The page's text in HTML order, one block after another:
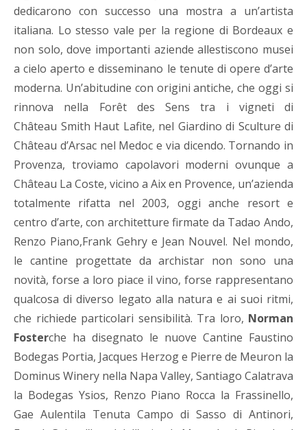
dedicarono con successo una mostra a un’artista
italiana. Lo stesso vale per la regione di Bordeaux e
non solo, dove importanti aziende allestiscono musei
a cielo aperto e disseminano le tenute di opere d’arte
moderna. Un’abitudine con origini antiche, che oggi si
rinnova nella Forêt des Sens tra i vigneti di
Château Smith Haut Lafite, nel Giardino di Sculture di
Château d’Arsac nel Medoc e via dicendo. Tornando in
Provenza, troviamo capolavori moderni ovunque a
Château La Coste, vicino a Aix en Provence, un’azienda
totalmente rifatta nel 2003, oggi anche resort e
centro d’arte, con architetture firmate da Tadao Ando,
Renzo Piano,Frank Gehry e Jean Nouvel. Nel mondo,
le cantine progettate da archistar non sono una
novità, forse a loro piace il vino, forse rappresentano
qualcosa di diverso legato alla natura e ai suoi ritmi,
che richiede particolari sensibilità. Tra loro, Norman
Fosterche ha disegnato le nuove Cantine Faustino
Bodegas Portia, Jacques Herzog e Pierre de Meuron la
Dominus Winery nella Napa Valley, Santiago Calatrava
la Bodegas Ysios, Renzo Piano Rocca la Frassinello,
Gae Aulentila Tenuta Campo di Sasso di Antinori,